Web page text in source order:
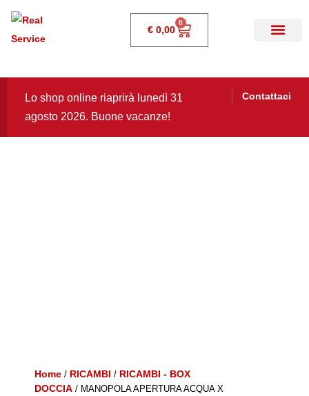
€ 0,00
0
Contattaci
Lo shop online riaprirà lunedì 31
agosto 2026. Buone vacanze!
Home / RICAMBI / RICAMBI - BOX
DOCCIA / MANOPOLA APERTURA ACQUA X